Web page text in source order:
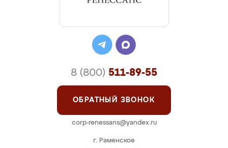
г. Раменское
8 (800) 511-89-55
ОБРАТНЫЙ ЗВОНОК
corp-renessans@yandex.ru